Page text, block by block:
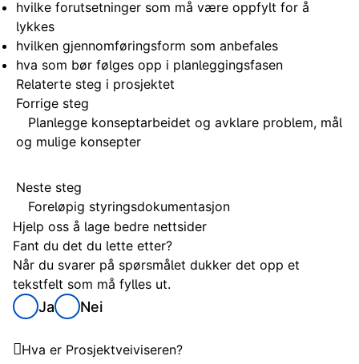
hvilke forutsetninger som må være oppfylt for å
lykkes
hvilken gjennomføringsform som anbefales
hva som bør følges opp i planleggingsfasen
Relaterte steg i prosjektet
Forrige steg
Planlegge konseptarbeidet og avklare problem, mål
og mulige konsepter
Neste steg
Foreløpig styringsdokumentasjon
Hjelp oss å lage bedre nettsider
Fant du det du lette etter?
Når du svarer på spørsmålet dukker det opp et
tekstfelt som må fylles ut.
Ja Nei
Hva er Prosjektveiviseren?